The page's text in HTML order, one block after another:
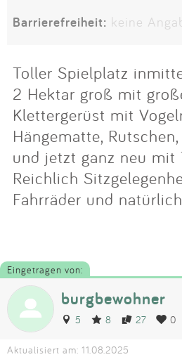
Barrierefreiheit: keine
Toller Spielplatz
2 Hektar groß mit
Klettergerüst mit
Hängematte,
und jetzt ganz neu mit
Reichlich
Fahrräder und
Eingetragen von:
burgbewohner
5 8 27 0
Aktualisiert am: 11.08.2025